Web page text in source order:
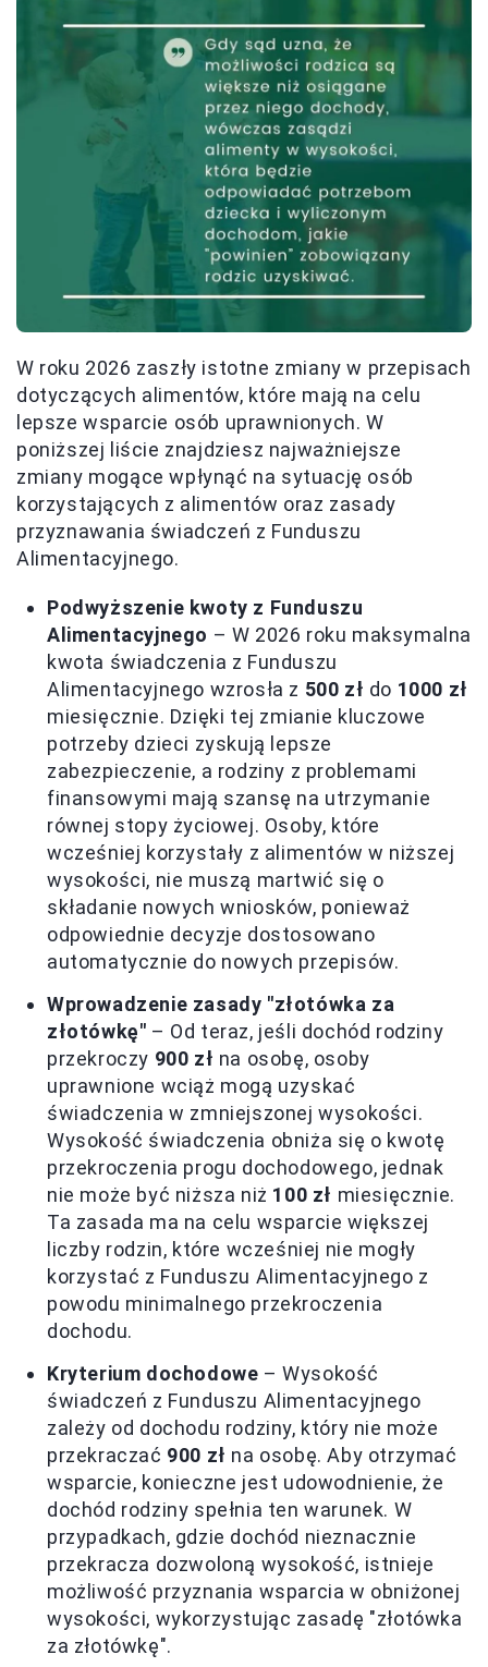
W roku 2026 zaszły istotne zmiany w przepisach
dotyczących alimentów, które mają na celu
lepsze wsparcie osób uprawnionych. W
poniższej liście znajdziesz najważniejsze
zmiany mogące wpłynąć na sytuację osób
korzystających z alimentów oraz zasady
przyznawania świadczeń z Funduszu
Alimentacyjnego.
Podwyższenie kwoty z Funduszu
Alimentacyjnego – W 2026 roku maksymalna
kwota świadczenia z Funduszu
Alimentacyjnego wzrosła z 500 zł do 1000 zł
miesięcznie. Dzięki tej zmianie kluczowe
potrzeby dzieci zyskują lepsze
zabezpieczenie, a rodziny z problemami
finansowymi mają szansę na utrzymanie
równej stopy życiowej. Osoby, które
wcześniej korzystały z alimentów w niższej
wysokości, nie muszą martwić się o
składanie nowych wniosków, ponieważ
odpowiednie decyzje dostosowano
automatycznie do nowych przepisów.
Wprowadzenie zasady "złotówka za
złotówkę" – Od teraz, jeśli dochód rodziny
przekroczy 900 zł na osobę, osoby
uprawnione wciąż mogą uzyskać
świadczenia w zmniejszonej wysokości.
Wysokość świadczenia obniża się o kwotę
przekroczenia progu dochodowego, jednak
nie może być niższa niż 100 zł miesięcznie.
Ta zasada ma na celu wsparcie większej
liczby rodzin, które wcześniej nie mogły
korzystać z Funduszu Alimentacyjnego z
powodu minimalnego przekroczenia
dochodu.
Kryterium dochodowe – Wysokość
świadczeń z Funduszu Alimentacyjnego
zależy od dochodu rodziny, który nie może
przekraczać 900 zł na osobę. Aby otrzymać
wsparcie, konieczne jest udowodnienie, że
dochód rodziny spełnia ten warunek. W
przypadkach, gdzie dochód nieznacznie
przekracza dozwoloną wysokość, istnieje
możliwość przyznania wsparcia w obniżonej
wysokości, wykorzystując zasadę "złotówka
za złotówkę".